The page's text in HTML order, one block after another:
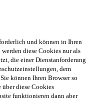
und können in Ihren
diese Cookies nur als
die einer Dienstanforderung
dem
können Ihren Browser so
diese Cookies
funktionieren dann aber